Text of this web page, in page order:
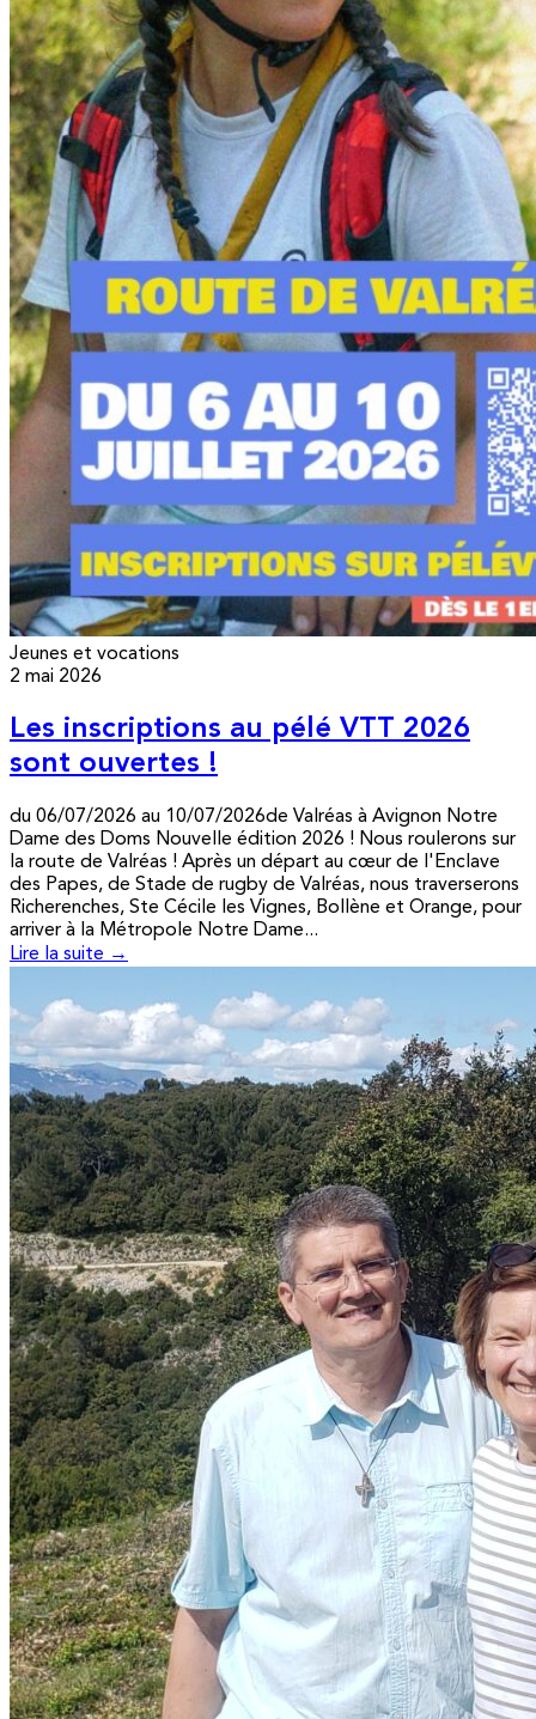
Jeunes et vocations
2 mai 2026
Les inscriptions au pélé VTT 2026
sont ouvertes !
du 06/07/2026 au 10/07/2026de Valréas à Avignon Notre
Dame des Doms Nouvelle édition 2026 ! Nous roulerons sur
la route de Valréas ! Après un départ au cœur de l'Enclave
des Papes, de Stade de rugby de Valréas, nous traverserons
Richerenches, Ste Cécile les Vignes, Bollène et Orange, pour
arriver à la Métropole Notre Dame...
Lire la suite →